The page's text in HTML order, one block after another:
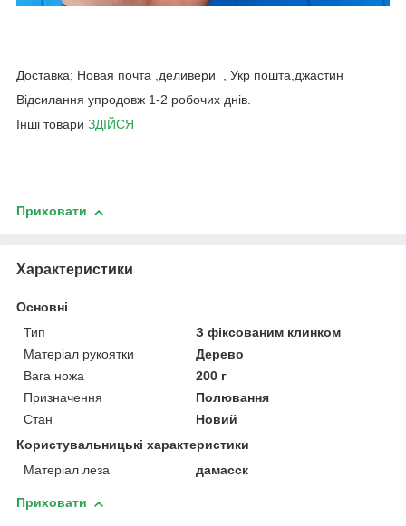
Доставка; Новая почта ,деливери , Укр пошта,джастин
Відсилання упродовж 1-2 робочих днів.
Інші товари ЗДІЙСЯ
Приховати
Характеристики
Основні
Тип
З фіксованим клинком
Матеріал рукоятки
Дерево
Вага ножа
200 г
Призначення
Полювання
Стан
Новий
Користувальницькі характеристики
Матеріал леза
дамасск
Приховати